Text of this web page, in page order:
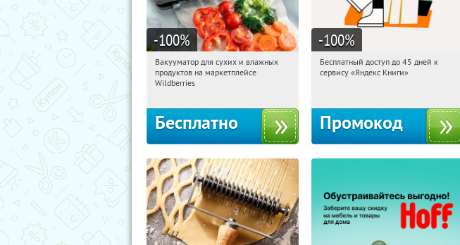
-100%
11:28:23 Получили:186
Россия
Вакууматор для сухих и влажных
продуктов на маркетплейсе
Wildberries
Бесплатно
-100%
11:28:23
Получи первым!
Бесплатный доступ до 45 дней к
сервису «Яндекс Книги»
Промокод